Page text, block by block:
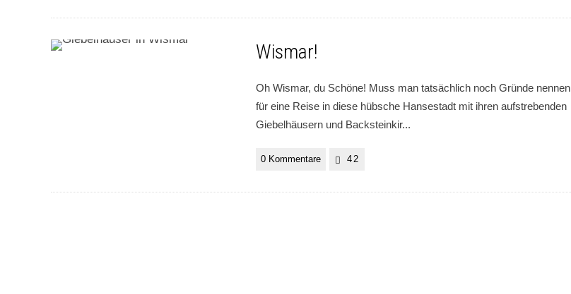
Wismar!
Oh Wismar, du Schöne! Muss man tatsächlich noch Gründe nennen
für eine Reise in diese hübsche Hansestadt mit ihren aufstrebenden
Giebelhäusern und Backsteinkir...
0 Kommentare 42